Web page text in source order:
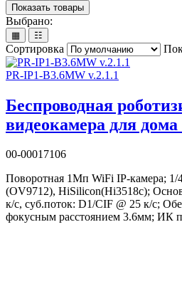
Показать товары
Выбрано:
▦ ☷
Сортировка
PR-IP1-B3.6MW v.2.1.1
Беспроводная
видеокамера для
00-00017106
Поворотная 1Мп WiFi IP-камера;
(OV9712), HiSilicon(Hi3518c);
к/с, суб.поток: D1/CIF @ 25 к/с;
фокусным расстоянием 3.6мм; ИК